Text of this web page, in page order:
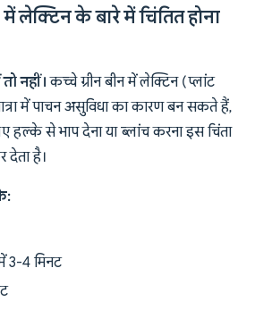
लेक्टिन के बारे में चिंतित होना
नहीं। कच्चे ग्रीन बीन में लेक्टिन (प्लांट
में पाचन असुविधा का कारण बन सकते हैं,
से भाप देना या ब्लांच करना इस चिंता
देता है।
3-4 मिनट